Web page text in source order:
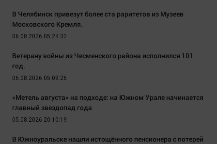
В Челябинск привезут более ста раритетов из Музеев
Московского Кремля.
06.08.2026 05:24:32
Ветерану войны из Чесменского района исполнился 101
год.
06.08.2026 05:09:26
«Метель августа» на подходе: на Южном Урале начинается
главный звездопад года
05.08.2026 20:10:19
В Южноуральске нашли истощённого пенсионера с потерей